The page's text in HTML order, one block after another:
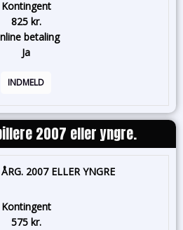
Kontingent
825 kr.
betaling
Ja
INDMELD
2007 eller yngre.
2007 ELLER YNGRE
Kontingent
575 kr.